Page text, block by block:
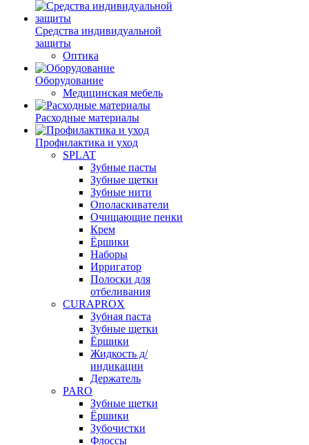
Средства индивидуальной
защиты
Оптика
Оборудование
Медицинская мебель
Расходные материалы
Профилактика и уход
SPLAT
Зубные пасты
Зубные щетки
Зубные нити
Ополаскиватели
Очищающие пенки
Крем
Ёршики
Наборы
Ирригатор
Полоски для
отбеливания
CURAPROX
Зубная паста
Зубные щетки
Ёршики
Жидкость д/
индикации
Держатель
PARO
Зубные щетки
Ёршики
Зубочистки
Флоссы